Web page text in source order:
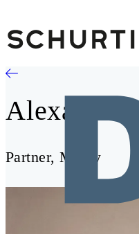
Alexander
Partner, MLaw